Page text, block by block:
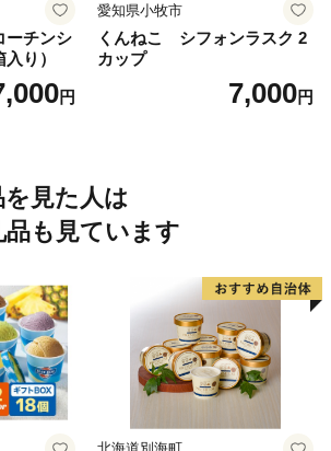
チンシ
り）
円
愛知県小牧市
くんねこ シフォンラスク 2
カップ
7,000円
見た人は
品も見ています